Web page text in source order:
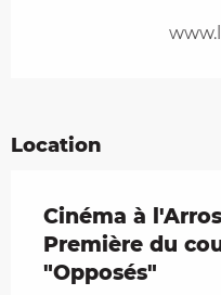
Location
Cinéma à
Première du
"Opposés"